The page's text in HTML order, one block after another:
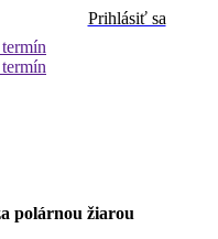
Prihlásiť sa
polárnou žiarou